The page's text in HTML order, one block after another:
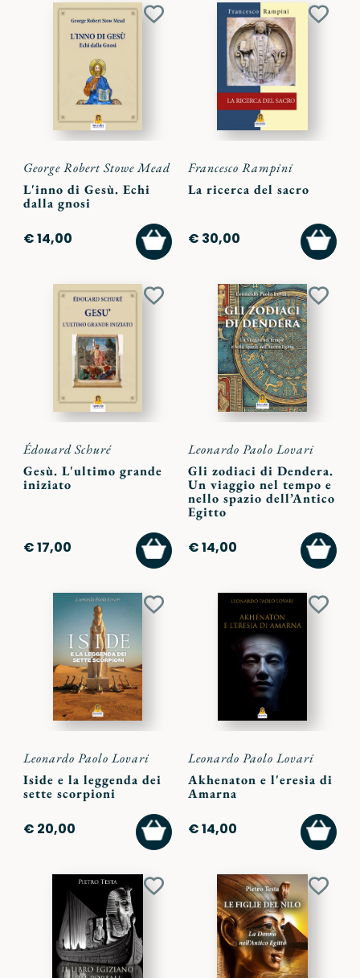
Aggiungi
George Robert Stowe Mead
L'inno di Gesù. Echi
dalla gnosi
€ 14,00
AGGIUNGI
AL
CARRELLO
Francesco Rampini
La ricerca del sacro
€ 30,00
AL
Aggiungi
Édouard Schuré
Gesù. L'ultimo grande
iniziato
€ 17,00
AGGIUNGI
AL
CARRELLO
Leonardo Paolo Lovari
Gli zodiaci di Dendera.
Un viaggio nel tempo e
nello spazio dell’Antico
Egitto
€ 14,00
AL
Aggiungi
Leonardo Paolo Lovari
Iside e la leggenda dei
sette scorpioni
€ 20,00
AGGIUNGI
AL
CARRELLO
Leonardo Paolo Lovari
Akhenaton e l'eresia di
Amarna
€ 14,00
AL
Aggiungi